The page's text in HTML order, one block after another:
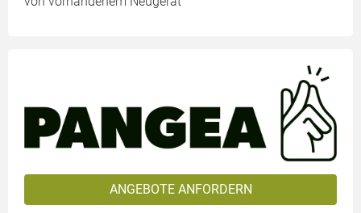
ANGEBOTE ANFORDERN